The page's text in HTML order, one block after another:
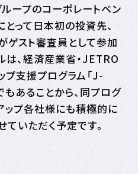
ープのコーポレートベン
って日本初の投資先、
スト審査員として参加
は、経済産業省・JETRO
プ支援プログラム「J-
あることから、同プログ
ップ各社様にも積極的に
いただく予定です。